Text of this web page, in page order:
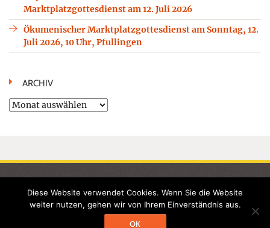
Marktplatzgottesdienst am 12. Juli 2026
Ökumenischer Marktplatzgottesdienst am Sonntag, 12.
Juli 2026, 10 Uhr, Pfullingen
ARCHIV
Archiv
UNSERE KIRCHENWOLFGANGWEGMEDIENTERMINE
©2026 Seelsorgeeinheit Echaztal - Alle Rechte vorbehalten -
Diese Website verwendet Cookies. Wenn Sie die Website
weiter nutzen, gehen wir von Ihrem Einverständnis aus.
OK